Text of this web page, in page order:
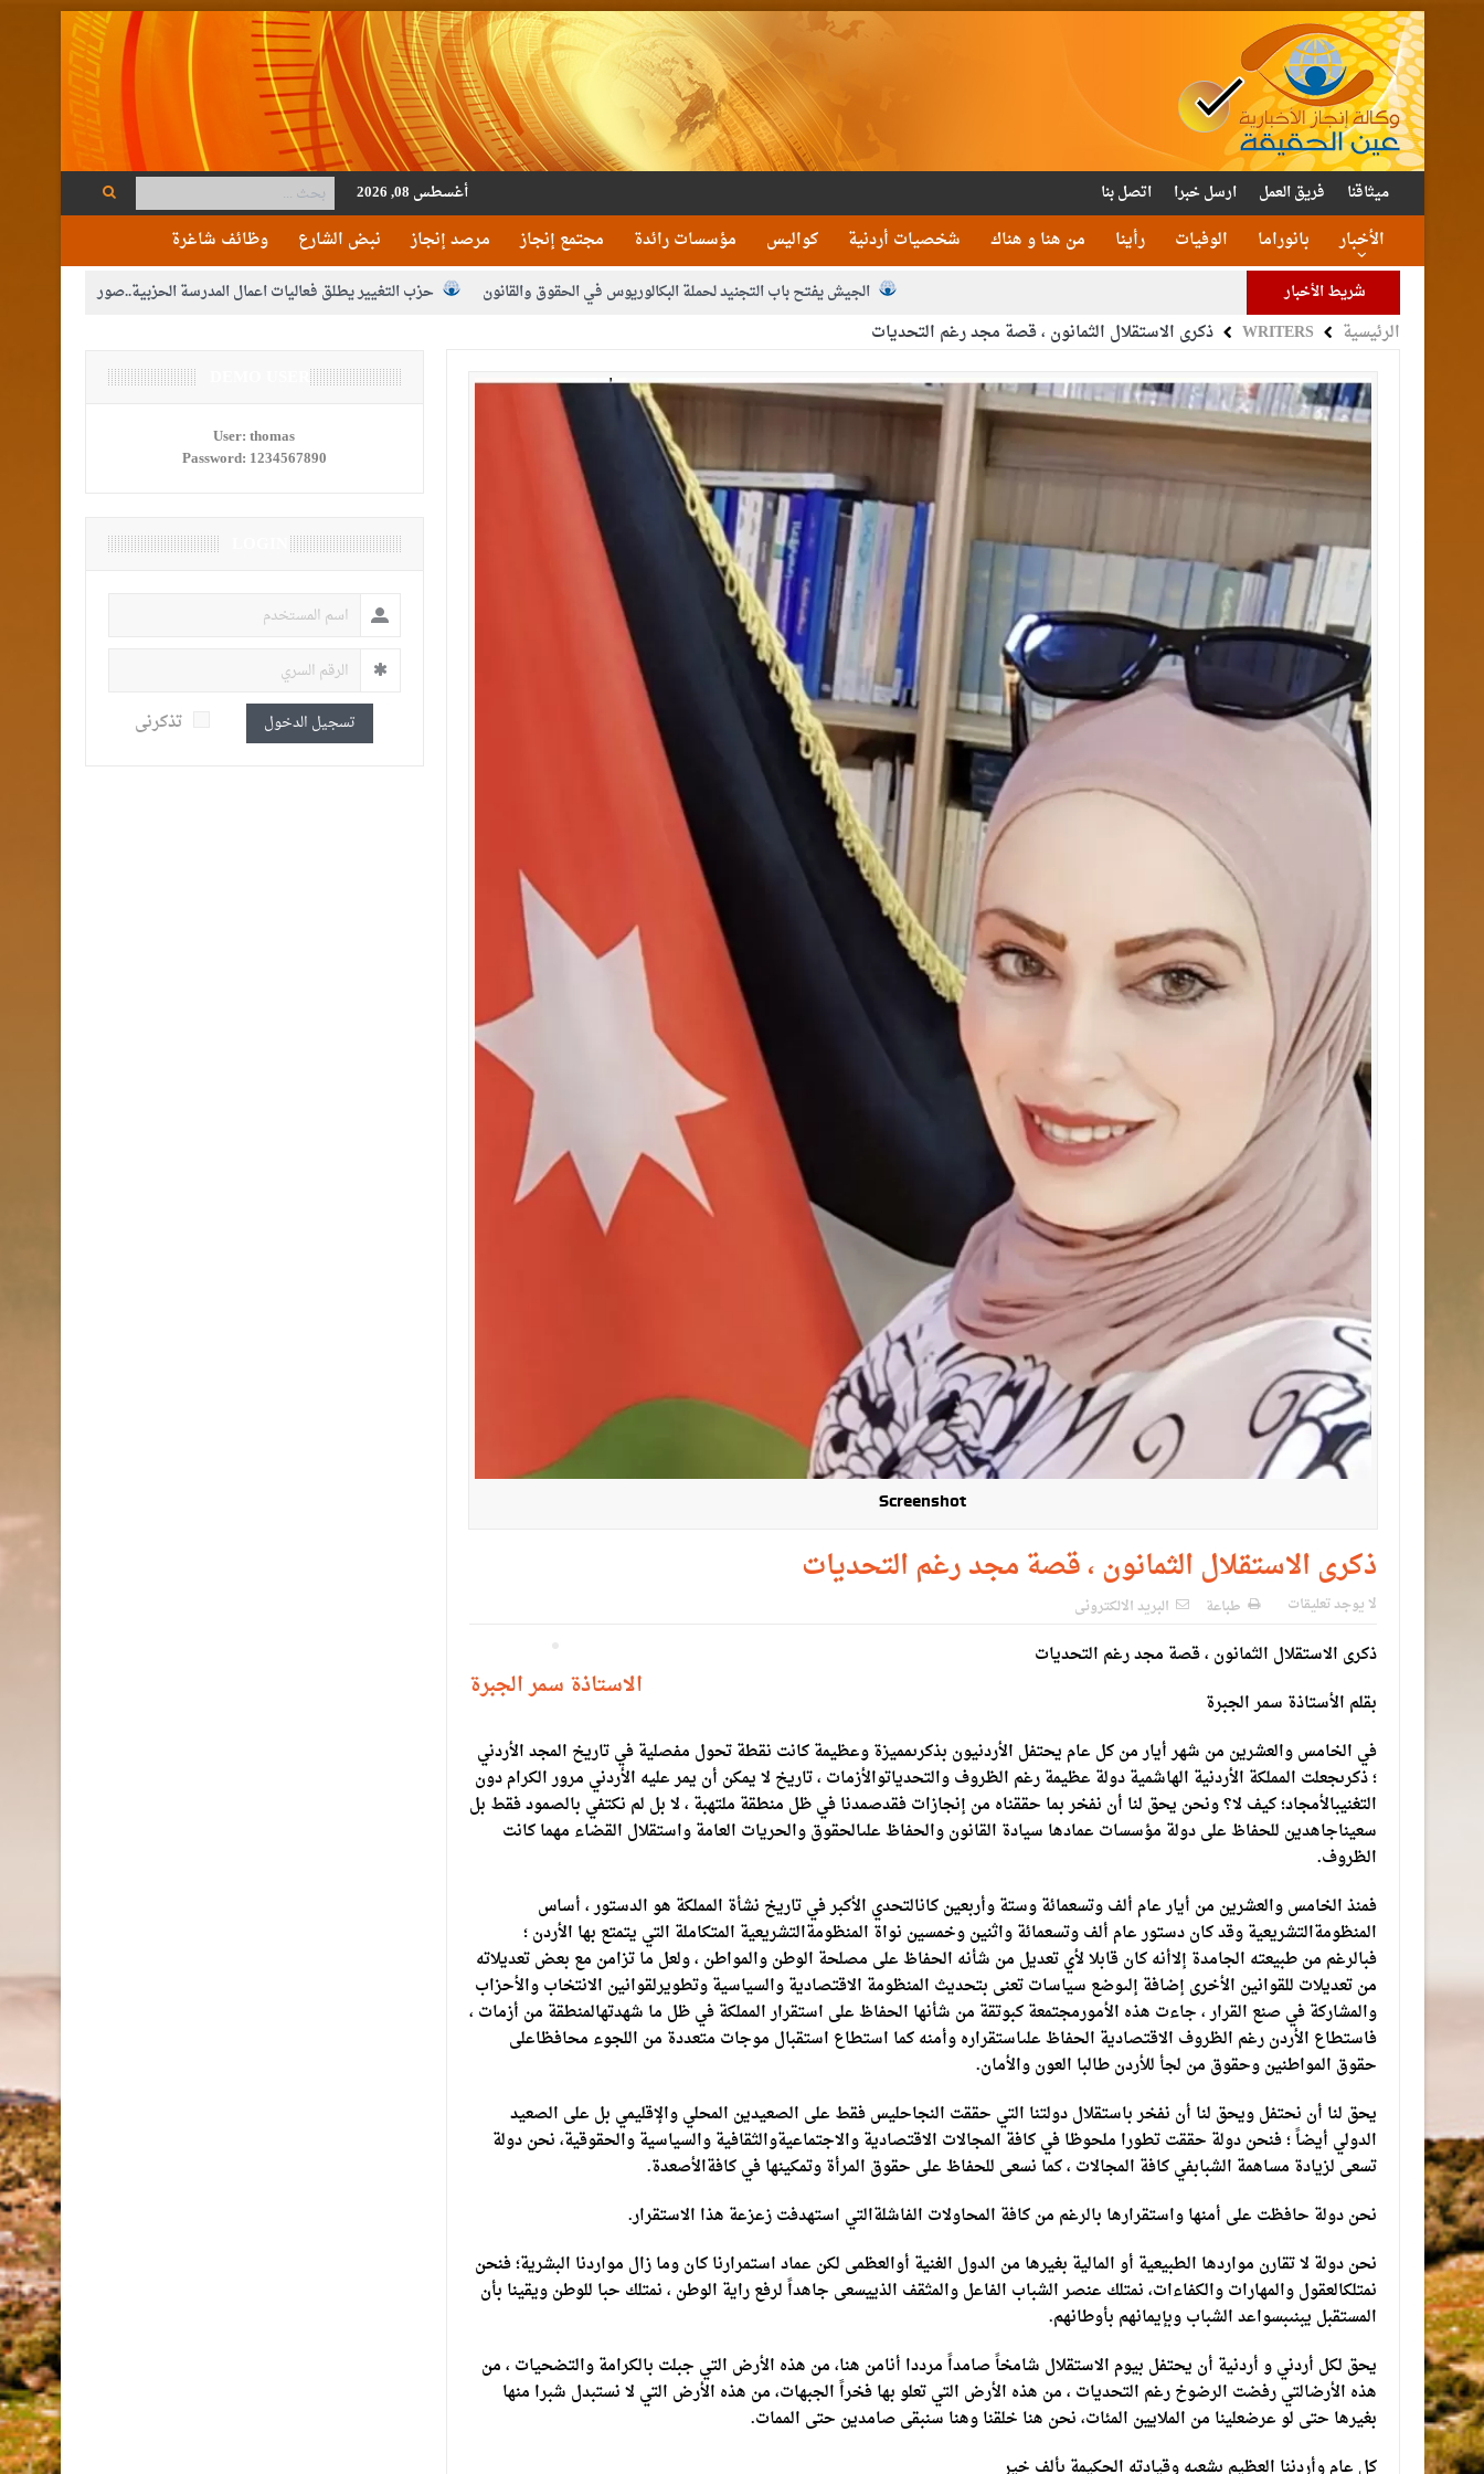
أغسطس 08, 2026 ميثاقنا فريق العمل ارسل خبرا اتصل بنا
الأخبار بانوراما الوفيات رأينا من هنا و هناك شخصيات أردنية كواليس مؤسسات رائدة مجتمع إنجاز مرصد إنجاز نبض الشارع وظائف شاغرة
شريط الأخبار حزب التغيير يطلق فعاليات اعمال المدرسة الحزبية..صور
الجيش يفتح باب التجنيد لحملة البكالوريوس في الحقوق والقانون
الأمن يتلف 16 مليون حبة كبتاجون و1480 كغم مواد مخدرة
النواب يقر مشروع تعديل قانون الملكية العقارية
القاضي يلتقي رؤساء تحرير الصحف اليومية ويؤكد حرص مجلس النواب على شراكة فاعلة مع الإعلام
الملك يلتقي مجموعة من رفاق السلاح
الملك يتلقى اتصالا هاتفيا من العاهل البحريني
القاضي محمود أحمد فريحات.. مبارك ومزيدا من التوفيق
الرئيسية WRITERS ذكرى الاستقلال الثمانون ، قصة مجد رغم التحديات
Screenshot
ذكرى الاستقلال الثمانون ، قصة مجد رغم التحديات
لا يوجد تعليقات طباعة البريد الالكترونى
الاستاذة سمر الجبرة
ذكرى الاستقلال الثمانون ، قصة مجد رغم التحديات
بقلم الأستاذة سمر الجبرة
في الخامس والعشرين من شهر أيار من كل عام يحتفل الأردنيون بذكرىمميزة وعظيمة كانت نقطة تحول مفصلية في تاريخ المجد الأردني
؛ ذكرىجعلت المملكة الأردنية الهاشمية دولة عظيمة رغم الظروف والتحدياتوالأزمات ، تاريخ لا يمكن أن يمر عليه الأردني مرور الكرام دون
التغنيبالأمجاد؛ كيف لا؟ ونحن يحق لنا أن نفخر بما حققناه من إنجازات فقدصمدنا في ظل منطقة ملتهبة ، لا بل لم نكتفي بالصمود فقط بل
سعيناجاهدين للحفاظ على دولة مؤسسات عمادها سيادة القانون والحفاظ علىالحقوق والحريات العامة واستقلال القضاء مهما كانت
الظروف.
فمنذ الخامس والعشرين من أيار عام ألف وتسعمائة وستة وأربعين كانالتحدي الأكبر في تاريخ نشأة المملكة هو الدستور ، أساس
المنظومةالتشريعية وقد كان دستور عام ألف وتسعمائة واثنين وخمسين نواة المنظومةالتشريعية المتكاملة التي يتمتع بها الأردن ؛
فبالرغم من طبيعته الجامدة إلاأنه كان قابلا لأي تعديل من شأنه الحفاظ على مصلحة الوطن والمواطن ، ولعل ما تزامن مع بعض تعديلاته
من تعديلات للقوانين الأخرى إضافة إلىوضع سياسات تعنى بتحديث المنظومة الاقتصادية والسياسية وتطويرلقوانين الانتخاب والأحزاب
والمشاركة في صنع القرار ، جاءت هذه الأمورمجتمعة كبوتقة من شأنها الحفاظ على استقرار المملكة في ظل ما شهدتهالمنطقة من أزمات ،
فاستطاع الأردن رغم الظروف الاقتصادية الحفاظ علىاستقراره وأمنه كما استطاع استقبال موجات متعددة من اللجوء محافظاعلى
حقوق المواطنين وحقوق من لجأ للأردن طالبا العون والأمان.
يحق لنا أن نحتفل ويحق لنا أن نفخر باستقلال دولتنا التي حققت النجاحليس فقط على الصعيدين المحلي والإقليمي بل على الصعيد
الدولي أيضاً ؛ فنحن دولة حققت تطورا ملحوظا في كافة المجالات الاقتصادية والاجتماعيةوالثقافية والسياسية والحقوقية، نحن دولة
تسعى لزيادة مساهمة الشبابفي كافة المجالات ، كما نسعى للحفاظ على حقوق المرأة وتمكينها في كافةالأصعدة.
نحن دولة حافظت على أمنها واستقرارها بالرغم من كافة المحاولات الفاشلةالتي استهدفت زعزعة هذا الاستقرار.
نحن دولة لا تقارن مواردها الطبيعية أو المالية بغيرها من الدول الغنية أوالعظمى لكن عماد استمرارنا كان وما زال مواردنا البشرية؛ فنحن
نمتلكالعقول والمهارات والكفاءات، نمتلك عنصر الشباب الفاعل والمثقف الذييسعى جاهداً لرفع راية الوطن ، نمتلك حبا للوطن ويقينا بأن
المستقبل يبنىبسواعد الشباب وبإيمانهم بأوطانهم.
يحق لكل أردني و أردنية أن يحتفل بيوم الاستقلال شامخاً صامداً مرددا أنامن هنا، من هذه الأرض التي جبلت بالكرامة والتضحيات ، من
هذه الأرضالتي رفضت الرضوخ رغم التحديات ، من هذه الأرض التي تعلو بها فخراً الجبهات، من هذه الأرض التي لا نستبدل شبرا منها
بغيرها حتى لو عرضعلينا من الملايين المئات، نحن هنا خلقنا وهنا سنبقى صامدين حتى الممات.
كل عام وأردننا العظيم بشعبه وقيادته الحكيمة بألف خير
User:thomas
Password: 1234567890
تسجيل الدخول تذكرنى